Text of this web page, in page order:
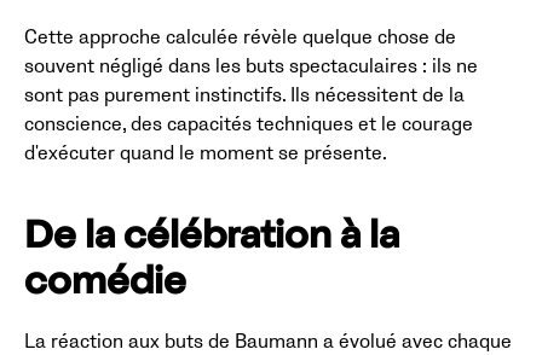
Cette approche calculée révèle quelque chose de
souvent négligé dans les buts spectaculaires : ils ne
sont pas purement instinctifs. Ils nécessitent de la
conscience, des capacités techniques et le courage
d'exécuter quand le moment se présente.
De la célébration à la
comédie
La réaction aux buts de Baumann a évolué avec chaque